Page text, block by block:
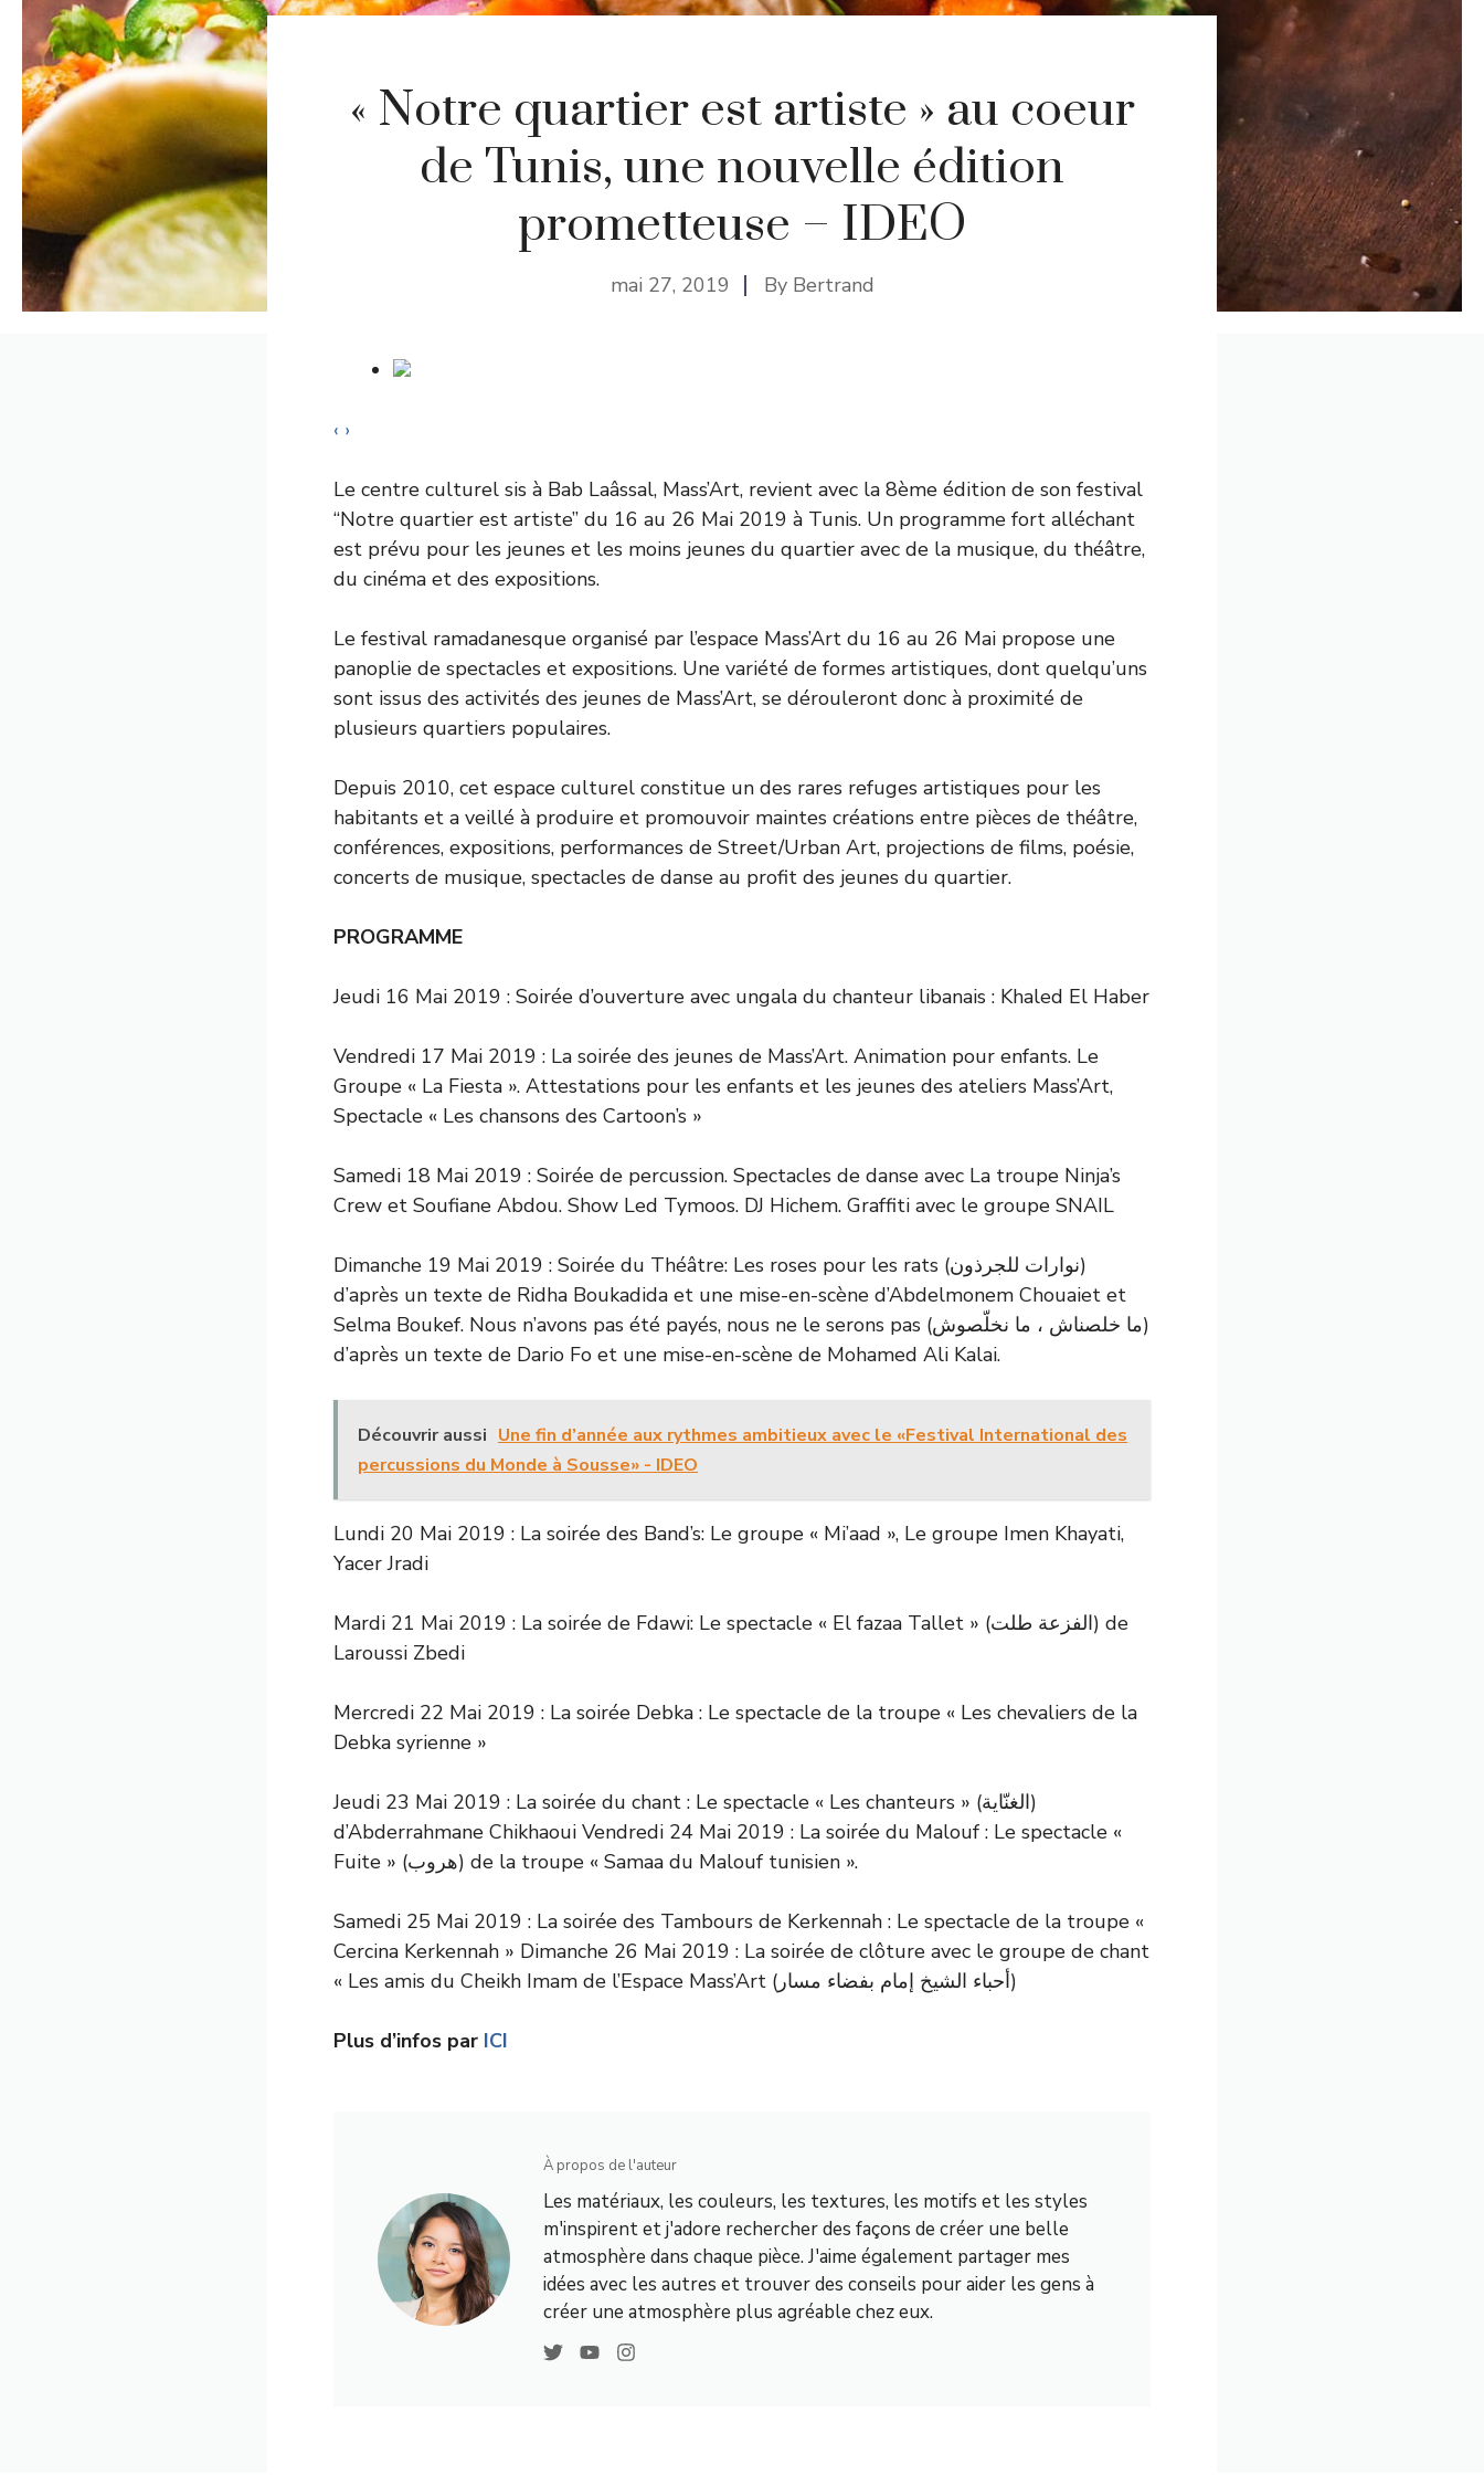
« Notre quartier est artiste » au coeur
de Tunis, une nouvelle édition
prometteuse – IDEO
mai 27, 2019 By Bertrand
‹ ›
Le centre culturel sis à Bab Laâssal, Mass’Art, revient avec la 8ème édition de son festival
“Notre quartier est artiste” du 16 au 26 Mai 2019 à Tunis. Un programme fort alléchant
est prévu pour les jeunes et les moins jeunes du quartier avec de la musique, du théâtre,
du cinéma et des expositions.
Le festival ramadanesque organisé par l’espace Mass’Art du 16 au 26 Mai propose une
panoplie de spectacles et expositions. Une variété de formes artistiques, dont quelqu’uns
sont issus des activités des jeunes de Mass’Art, se dérouleront donc à proximité de
plusieurs quartiers populaires.
Depuis 2010, cet espace culturel constitue un des rares refuges artistiques pour les
habitants et a veillé à produire et promouvoir maintes créations entre pièces de théâtre,
conférences, expositions, performances de Street/Urban Art, projections de films, poésie,
concerts de musique, spectacles de danse au profit des jeunes du quartier.
PROGRAMME
Jeudi 16 Mai 2019 : Soirée d’ouverture avec ungala du chanteur libanais : Khaled El Haber
Vendredi 17 Mai 2019 : La soirée des jeunes de Mass’Art. Animation pour enfants. Le
Groupe « La Fiesta ». Attestations pour les enfants et les jeunes des ateliers Mass’Art,
Spectacle « Les chansons des Cartoon’s »
Samedi 18 Mai 2019 : Soirée de percussion. Spectacles de danse avec La troupe Ninja’s
Crew et Soufiane Abdou. Show Led Tymoos. DJ Hichem. Graffiti avec le groupe SNAIL
Dimanche 19 Mai 2019 : Soirée du Théâtre: Les roses pour les rats (نوارات للجرذون)
d’après un texte de Ridha Boukadida et une mise-en-scène d’Abdelmonem Chouaiet et
Selma Boukef. Nous n’avons pas été payés, nous ne le serons pas (ما خلصناش ، ما نخلّصوش)
d’après un texte de Dario Fo et une mise-en-scène de Mohamed Ali Kalai.
Découvrir aussi Une fin d’année aux rythmes ambitieux avec le «Festival International des
percussions du Monde à Sousse» - IDEO
Lundi 20 Mai 2019 : La soirée des Band’s: Le groupe « Mi’aad », Le groupe Imen Khayati,
Yacer Jradi
Mardi 21 Mai 2019 : La soirée de Fdawi: Le spectacle « El fazaa Tallet » (الفزعة طلت) de
Laroussi Zbedi
Mercredi 22 Mai 2019 : La soirée Debka : Le spectacle de la troupe « Les chevaliers de la
Debka syrienne »
Jeudi 23 Mai 2019 : La soirée du chant : Le spectacle « Les chanteurs » (الغنّاية)
d’Abderrahmane Chikhaoui Vendredi 24 Mai 2019 : La soirée du Malouf : Le spectacle «
Fuite » (هروب) de la troupe « Samaa du Malouf tunisien ».
Samedi 25 Mai 2019 : La soirée des Tambours de Kerkennah : Le spectacle de la troupe «
Cercina Kerkennah » Dimanche 26 Mai 2019 : La soirée de clôture avec le groupe de chant
« Les amis du Cheikh Imam de l’Espace Mass’Art (أحباء الشيخ إمام بفضاء مسار)
Plus d’infos par ICI
À propos de l'auteur
Les matériaux, les couleurs, les textures, les motifs et les styles
m'inspirent et j'adore rechercher des façons de créer une belle
atmosphère dans chaque pièce. J'aime également partager mes
idées avec les autres et trouver des conseils pour aider les gens à
créer une atmosphère plus agréable chez eux.